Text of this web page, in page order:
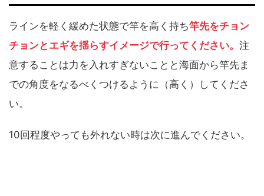
ラインを軽く緩めた状態で竿を高く持ち竿先をチョン
チョンとエギを揺らすイメージで行ってください。 注
意することは力を入れすぎないことと海面から竿先ま
での角度をなるべくつけるように（高く）してくださ
い。
10回程度やっても外れない時は次に進んでください。